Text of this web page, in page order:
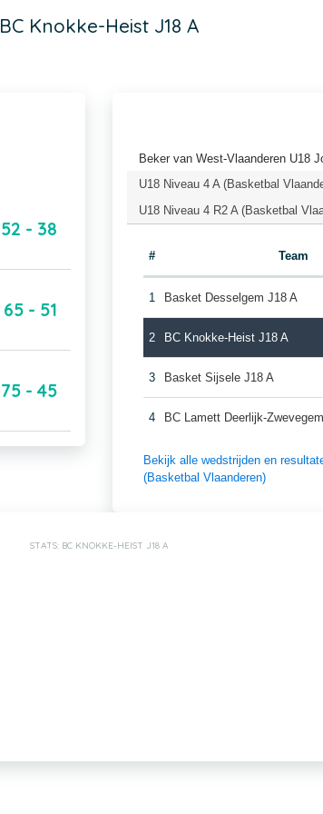
BC Knokke-Heist J18 A
52 - 38
65 - 51
75 - 45
Beker van West-Vlaanderen U18
U18 Niveau 4 A (Basketbal
U18 Niveau 4 R2 A (Basketbal
# Team
1 Basket Desselgem J18 A
2 BC Knokke-Heist J18 A
3 Basket Sijsele J18 A
4 BC Lamett Deerlijk-
Bekijk alle wedstrijden en
(Basketbal Vlaanderen)
STATS: BC KNOKKE-HEIST J18 A